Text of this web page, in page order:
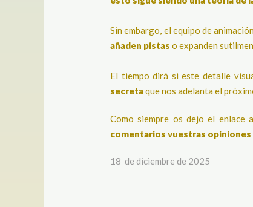
Sin embargo, el equipo de
añaden pistas o expanden
El tiempo dirá si este detalle
secretaque nos adelanta el
Como siempre os dejo el enlace
comentarios vuestras
18 de diciembre de 2025